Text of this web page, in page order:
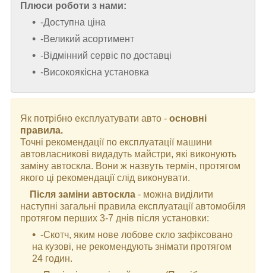
Плюси роботи з нами:
-Доступна ціна
-Великий асортимент
-Відмінний сервіс по доставці
-Високоякісна установка
Як потрібно експлуатувати авто - основні
правила.
Точні рекомендації по експлуатації машини
автовласникові видадуть майстри, які виконують
заміну автоскла. Вони ж назвуть термін, протягом
якого ці рекомендації слід виконувати.
Після заміни автоскла - можна виділити
наступні загальні правила експлуатації автомобіля
протягом перших 3-7 днів після установки:
-Скотч, яким нове лобове скло зафіксовано
на кузові, не рекомендують знімати протягом
24 годин.